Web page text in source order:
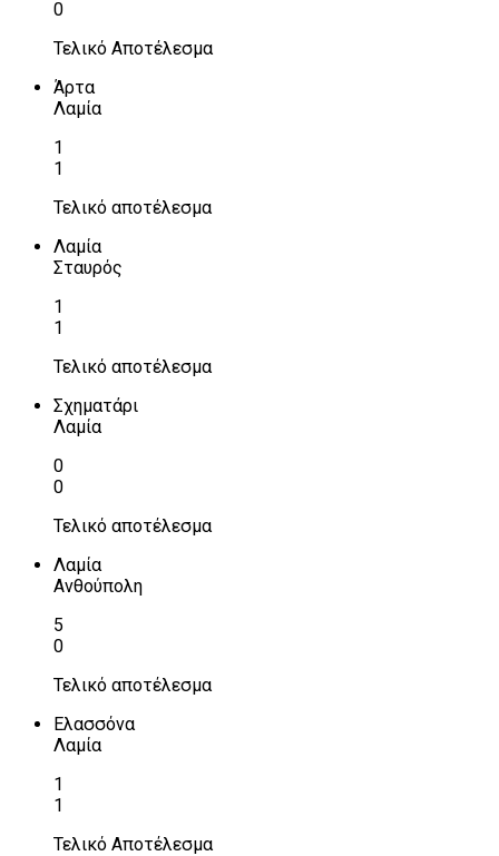
0
Τελικό Αποτέλεσμα
Άρτα
Λαμία
1
1
Τελικό αποτέλεσμα
Λαμία
Σταυρός
1
1
Τελικό αποτέλεσμα
Σχηματάρι
Λαμία
0
0
Τελικό αποτέλεσμα
Λαμία
Ανθούπολη
5
0
Τελικό αποτέλεσμα
Ελασσόνα
Λαμία
1
1
Τελικό Αποτέλεσμα